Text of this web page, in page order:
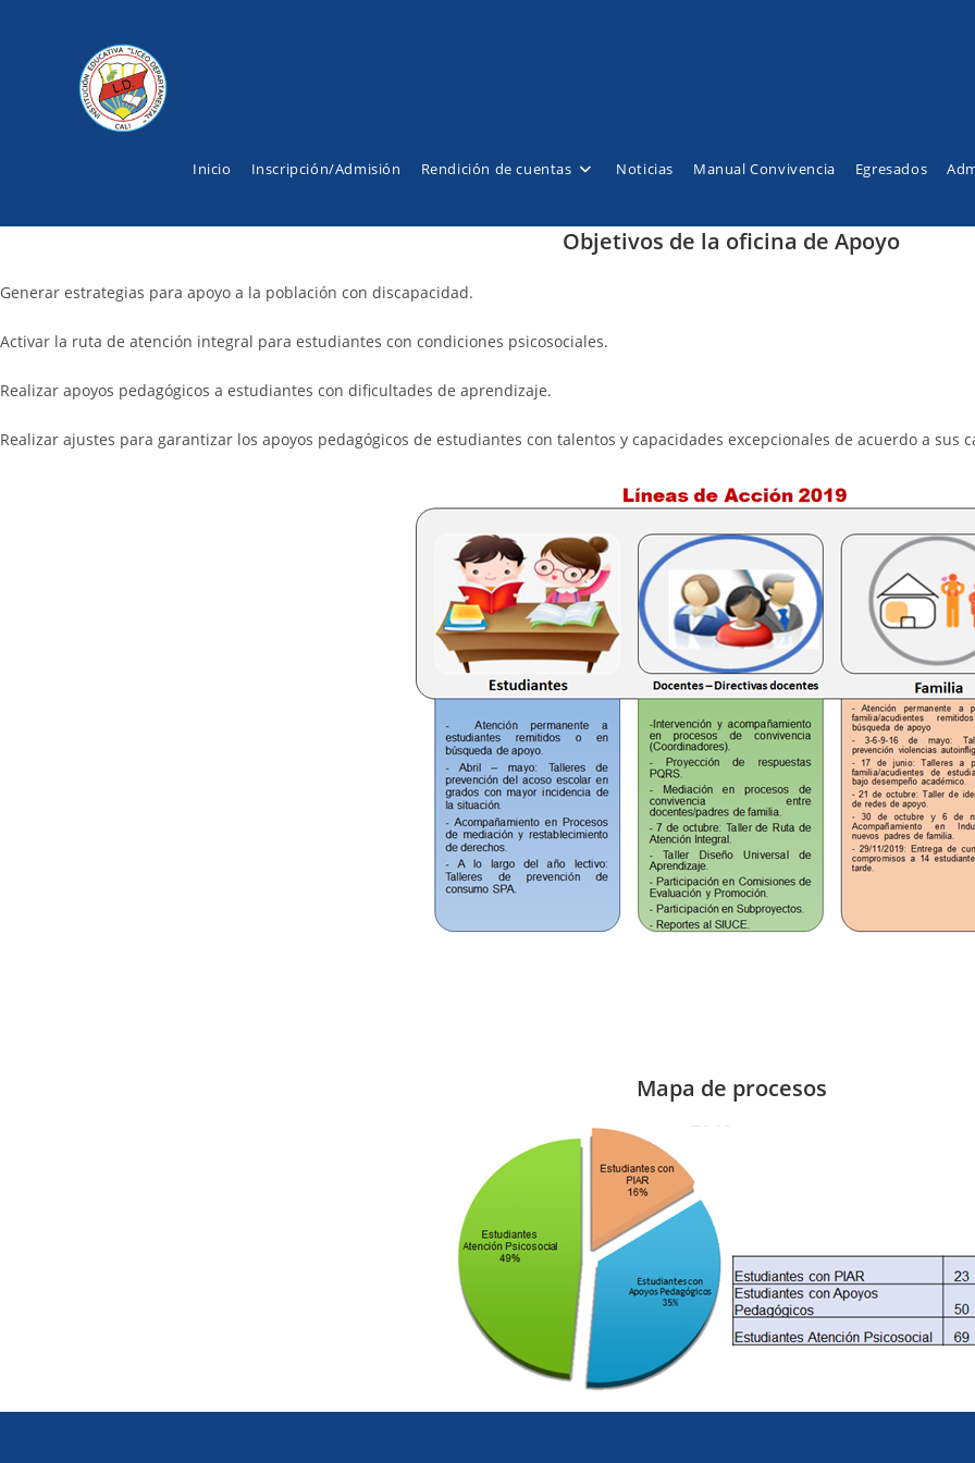
Inicio Inscripción/Admisión Rendición de cuentas Noticias Manual Convivencia Egresados
Objetivos de la oficina de Apoyo
Generar estrategias para apoyo a la población con discapacidad.
Activar la ruta de atención integral para estudiantes con condiciones psicosociales.
Realizar apoyos pedagógicos a estudiantes con dificultades de aprendizaje.
Realizar ajustes para garantizar los apoyos pedagógicos de estudiantes con talentos y capacidades excepcionales de acuerdo a sus
Mapa de procesos